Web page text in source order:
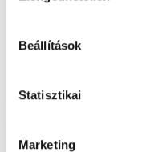
Beállítások
Statisztikai
Marketing